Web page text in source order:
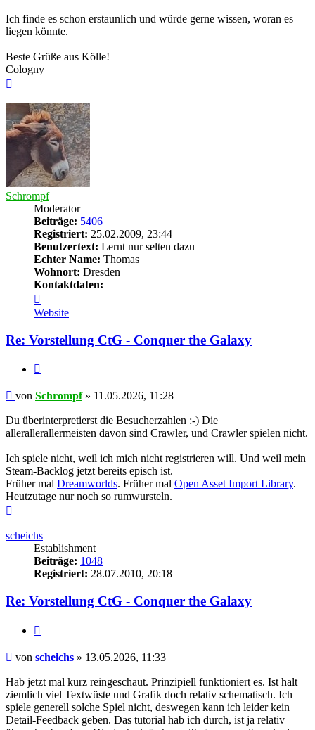
Ich finde es schon erstaunlich und würde gerne wissen, woran es
liegen könnte.
Beste Grüße aus Kölle!
Cologny
Schrompf
Moderator
Beiträge: 5406
Registriert: 25.02.2009, 23:44
Benutzertext: Lernt nur selten dazu
Echter Name: Thomas
Wohnort: Dresden
Kontaktdaten:
von
Schrompf
Website
Re: Vorstellung CtG - Conquer the Galaxy
Beitrag
von Schrompf» 11.05.2026, 11:28
Du überinterpretierst die Besucherzahlen :-) Die
allerallerallermeisten davon sind Crawler, und Crawler spielen nicht.
Ich spiele nicht, weil ich mich nicht registrieren will. Und weil mein
Steam-Backlog jetzt bereits episch ist.
Früher mal Dreamworlds. Früher mal Open Asset Import Library.
Heutzutage nur noch so rumwursteln.
scheichs
Establishment
Beiträge: 1048
Registriert: 28.07.2010, 20:18
Re: Vorstellung CtG - Conquer the Galaxy
Beitrag
von scheichs » 13.05.2026, 11:33
Hab jetzt mal kurz reingeschaut. Prinzipiell funktioniert es. Ist halt
ziemlich viel Textwüste und Grafik doch relativ schematisch. Ich
spiele generell solche Spiel nicht, deswegen kann ich leider kein
Detail-Feedback geben. Das tutorial hab ich durch, ist ja relativ